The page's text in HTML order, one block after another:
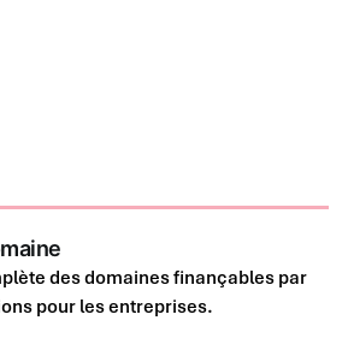
des domaines finançables par
pour les entreprises.